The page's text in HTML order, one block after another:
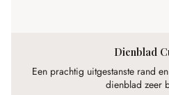
Dienblad
Een prachtig uitgestanste rand
dienblad zeer